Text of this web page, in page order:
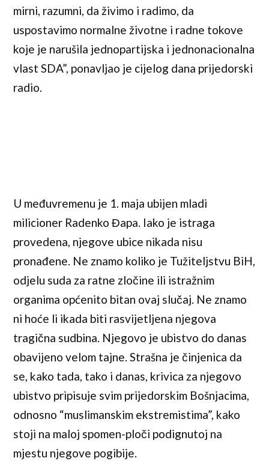
mirni, razumni, da živimo i radimo, da
uspostavimo normalne životne i radne tokove
koje je narušila jednopartijska i jednonacionalna
vlast SDA”, ponavljao je cijelog dana prijedorski
radio.
U međuvremenu je 1. maja ubijen mladi
milicioner Radenko Đapa. Iako je istraga
provedena, njegove ubice nikada nisu
pronađene. Ne znamo koliko je Tužiteljstvu BiH,
odjelu suda za ratne zločine ili istražnim
organima općenito bitan ovaj slučaj. Ne znamo
ni hoće li ikada biti rasvijetljena njegova
tragična sudbina. Njegovo je ubistvo do danas
obavijeno velom tajne. Strašna je činjenica da
se, kako tada, tako i danas, krivica za njegovo
ubistvo pripisuje svim prijedorskim Bošnjacima,
odnosno “muslimanskim ekstremistima”, kako
stoji na maloj spomen-ploči podignutoj na
mjestu njegove pogibije.